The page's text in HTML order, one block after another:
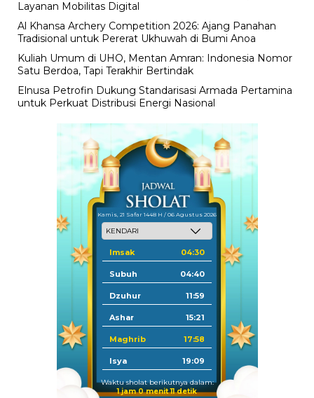
Layanan Mobilitas Digital
Al Khansa Archery Competition 2026: Ajang Panahan
Tradisional untuk Pererat Ukhuwah di Bumi Anoa
Kuliah Umum di UHO, Mentan Amran: Indonesia Nomor
Satu Berdoa, Tapi Terakhir Bertindak
Elnusa Petrofin Dukung Standarisasi Armada Pertamina
untuk Perkuat Distribusi Energi Nasional
Kamis, 21 Safar 1448 H / 06 Agustus 2026
Imsak 04:30
Subuh 04:40
Dzuhur 11:59
Ashar 15:21
Maghrib 17:58
Isya 19:09
Waktu sholat berikutnya dalam:
1 jam 0 menit 11 detik